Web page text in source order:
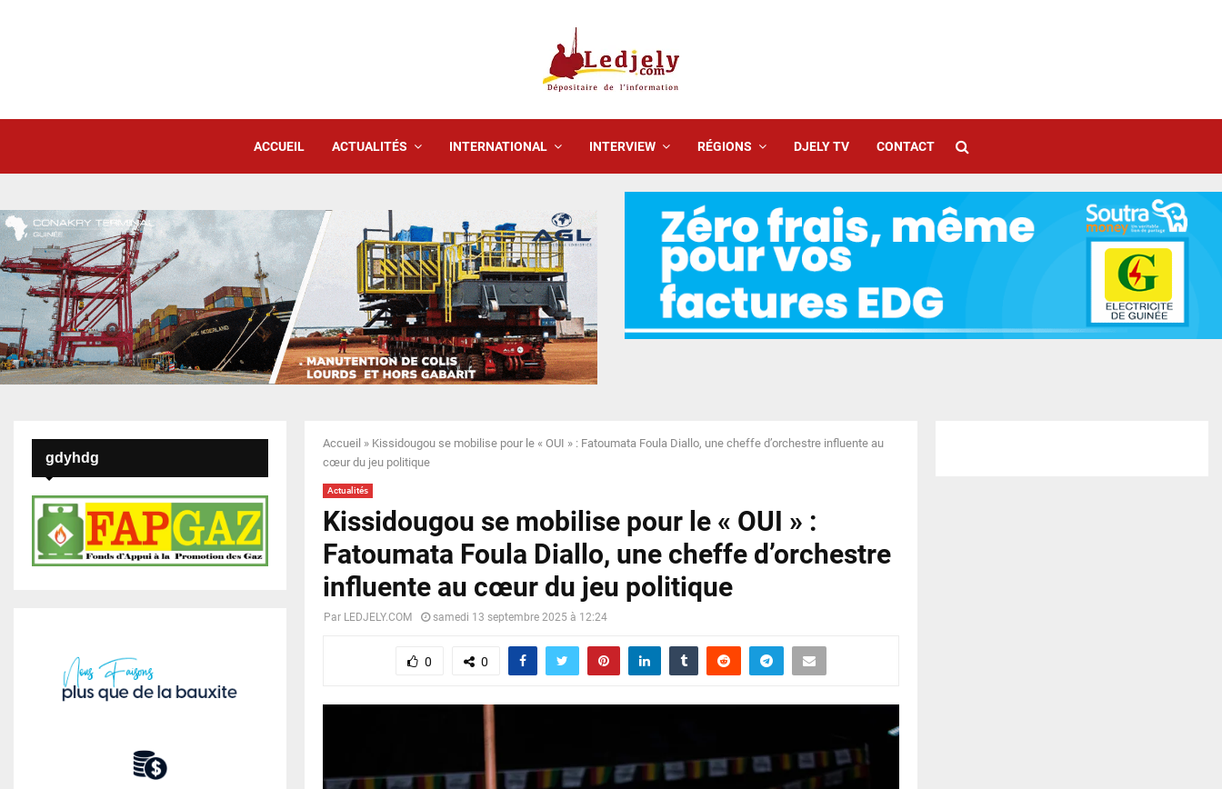
ACCUEIL ACTUALITÉS INTERNATIONAL INTERVIEW RÉGIONS DJELY TV CONTACT
Accueil » Kissidougou se mobilise pour le « OUI » : Fatoumata Foula Diallo, une cheffe d’orchestre influente au
cœur du jeu politique
Actualités
Kissidougou se mobilise pour le « OUI » :
Fatoumata Foula Diallo, une cheffe d’orchestre
influente au cœur du jeu politique
Par LEDJELY.COM samedi 13 septembre 2025 à 12:24
0 0
gdyhdg